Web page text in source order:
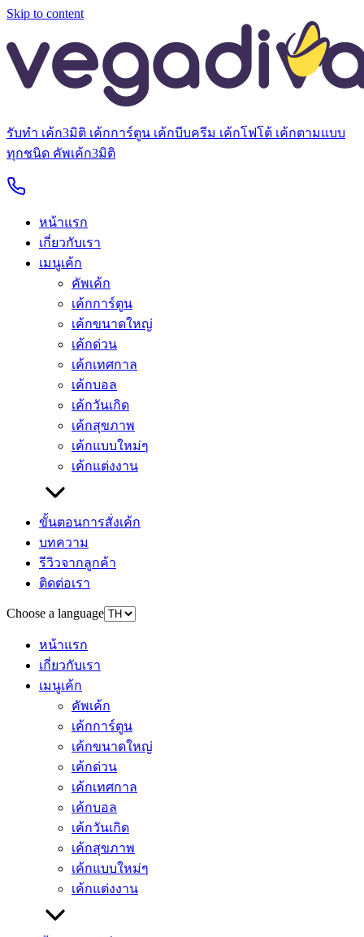
Skip to content
รับทำ เค้ก3มิติ เค้กการ์ตูน เค้กบีบครีม เค้กโฟโต้ เค้กตามแบบ
ทุกชนิด คัพเค้ก3มิติ
หน้าแรก
เกี่ยวกับเรา
เมนูเค้ก
คัพเค้ก
เค้กการ์ตูน
เค้กขนาดใหญ่
เค้กด่วน
เค้กเทศกาล
เค้กบอล
เค้กวันเกิด
เค้กสุขภาพ
เค้กแบบใหม่ๆ
เค้กแต่งงาน
ขั้นตอนการสั่งเค้ก
บทความ
รีวิวจากลูกค้า
ติดต่อเรา
Choose a language
หน้าแรก
เกี่ยวกับเรา
เมนูเค้ก
คัพเค้ก
เค้กการ์ตูน
เค้กขนาดใหญ่
เค้กด่วน
เค้กเทศกาล
เค้กบอล
เค้กวันเกิด
เค้กสุขภาพ
เค้กแบบใหม่ๆ
เค้กแต่งงาน